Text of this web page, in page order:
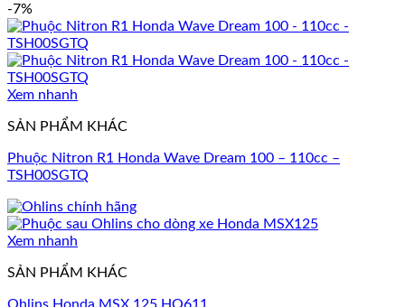
-7%
Xem nhanh
SẢN PHẨM KHÁC
Phuộc Nitron R1 Honda Wave Dream 100 – 110cc –
TSH00SGTQ
Xem nhanh
SẢN PHẨM KHÁC
Ohlins Honda MSX 125 HO611